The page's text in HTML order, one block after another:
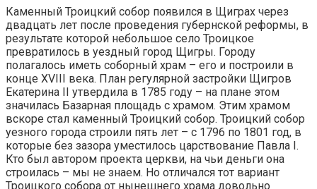
Каменный Троицкий собор появился в Щиграх через
двадцать лет после проведения губернской реформы, в
результате которой небольшое село Троицкое
превратилось в уездный город Щигры. Городу
полагалось иметь соборный храм – его и построили в
конце ХVIII века. План регулярной застройки Щигров
Екатерина II утвердила в 1785 году – на плане этом
значилась Базарная площадь с храмом. Этим храмом
вскоре стал каменный Троицкий собор. Троицкий собор
уезного города строили пять лет – с 1796 по 1801 год, в
которые без зазора уместилось царствование Павла I.
Кто был автором проекта церкви, на чьи деньги она
строилась – мы не знаем. Но отличался тот вариант
Троицкого собора от нынешнего храма довольно